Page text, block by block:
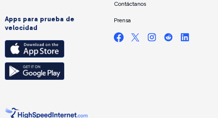
Apps para prueba de
velocidad
Contáctanos
Prensa